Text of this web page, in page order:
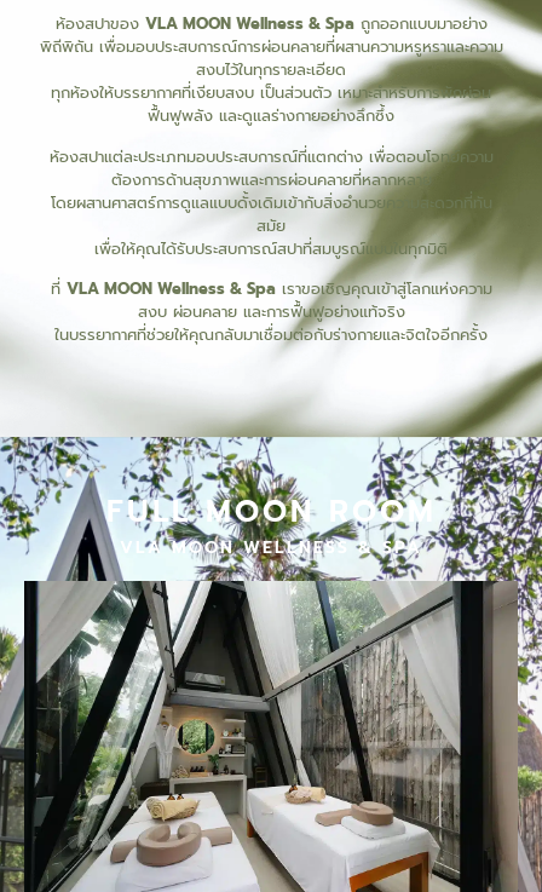
ห้องสปาของ VLA MOON Wellness & Spaถูกออกแบบมาอย่าง
พิถีพิถัน เพื่อมอบประสบการณ์การผ่อนคลายที่ผสานความหรูหราและความ
สงบไว้ในทุกรายละเอียด
ทุกห้องให้บรรยากาศที่เงียบสงบ เป็นส่วนตัว เหมาะสำหรับการพักผ่อน
ฟื้นฟูพลัง และดูแลร่างกายอย่างลึกซึ้ง
ห้องสปาแต่ละประเภทมอบประสบการณ์ที่แตกต่าง เพื่อตอบโจทย์ความ
ต้องการด้านสุขภาพและการผ่อนคลายที่หลากหลาย
โดยผสานศาสตร์การดูแลแบบดั้งเดิมเข้ากับสิ่งอำนวยความสะดวกที่ทัน
สมัย
เพื่อให้คุณได้รับประสบการณ์สปาที่สมบูรณ์แบบในทุกมิติ
ที่ VLA MOON Wellness & Spaเราขอเชิญคุณเข้าสู่โลกแห่งความ
สงบ ผ่อนคลาย และการฟื้นฟูอย่างแท้จริง
ในบรรยากาศที่ช่วยให้คุณกลับมาเชื่อมต่อกับร่างกายและจิตใจอีกครั้ง
FULL MOON ROOM
VLA MOON WELLNESS & SPA